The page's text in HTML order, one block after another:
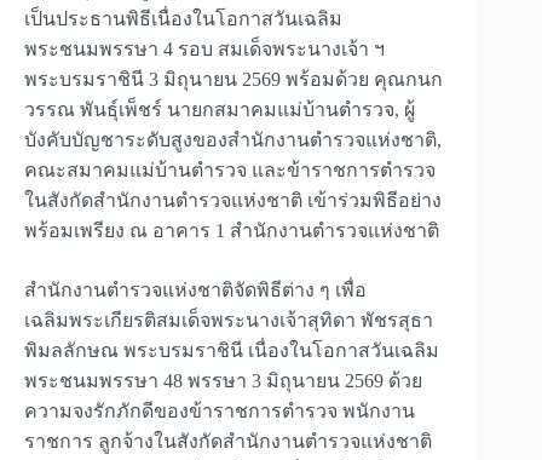
เป็นประธานพิธีเนื่องในโอกาสวันเฉลิม
พระชนมพรรษา 4 รอบ สมเด็จพระนางเจ้า ฯ
พระบรมราชินี 3 มิถุนายน 2569 พร้อมด้วย คุณกนก
วรรณ พันธุ์เพ็ชร์ นายกสมาคมแม่บ้านตำรวจ, ผู้
บังคับบัญชาระดับสูงของสำนักงานตำรวจแห่งชาติ,
คณะสมาคมแม่บ้านตำรวจ และข้าราชการตำรวจ
ในสังกัดสำนักงานตำรวจแห่งชาติ เข้าร่วมพิธีอย่าง
พร้อมเพรียง ณ อาคาร 1 สำนักงานตำรวจแห่งชาติ
สำนักงานตำรวจแห่งชาติจัดพิธีต่าง ๆ เพื่อ
เฉลิมพระเกียรติสมเด็จพระนางเจ้าสุทิดา พัชรสุธา
พิมลลักษณ พระบรมราชินี เนื่องในโอกาสวันเฉลิม
พระชนมพรรษา 48 พรรษา 3 มิถุนายน 2569 ด้วย
ความจงรักภักดีของข้าราชการตำรวจ พนักงาน
ราชการ ลูกจ้างในสังกัดสำนักงานตำรวจแห่งชาติ